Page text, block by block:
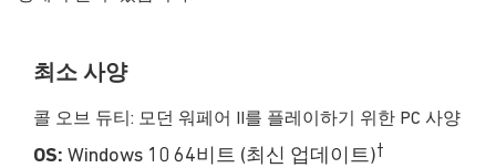
최소 사양
콜 오브 듀티: 모던 워페어 II를 플레이하기 위한 PC 사양
OS: Windows 10 64비트 (최신 업데이트)†